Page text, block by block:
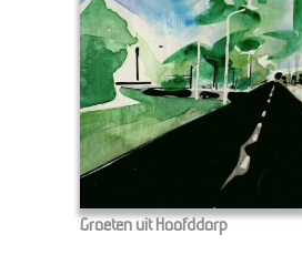
Groeten uit Hoofddorp